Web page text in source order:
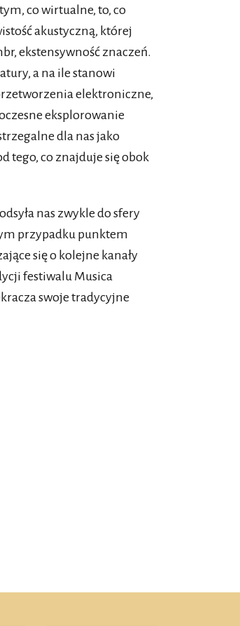
co wirtualne, to, co
akustyczną, której
ekstensywność znaczeń.
a na ile stanowi
elektroniczne,
eksplorowanie
dla nas jako
tego, co znajduje się obok
nas zwykle do sfery
przypadku punktem
się o kolejne kanały
festiwalu Musica
swoje tradycyjne